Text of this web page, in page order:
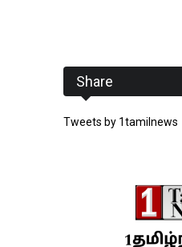
Share
Tweets by 1tamilnews